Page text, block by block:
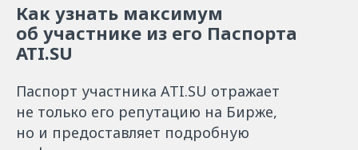
Как узнать максимум
об участнике из его Паспорта
ATI.SU
Паспорт участника ATI.SU отражает
не только его репутацию на Бирже,
но и предоставляет подробную